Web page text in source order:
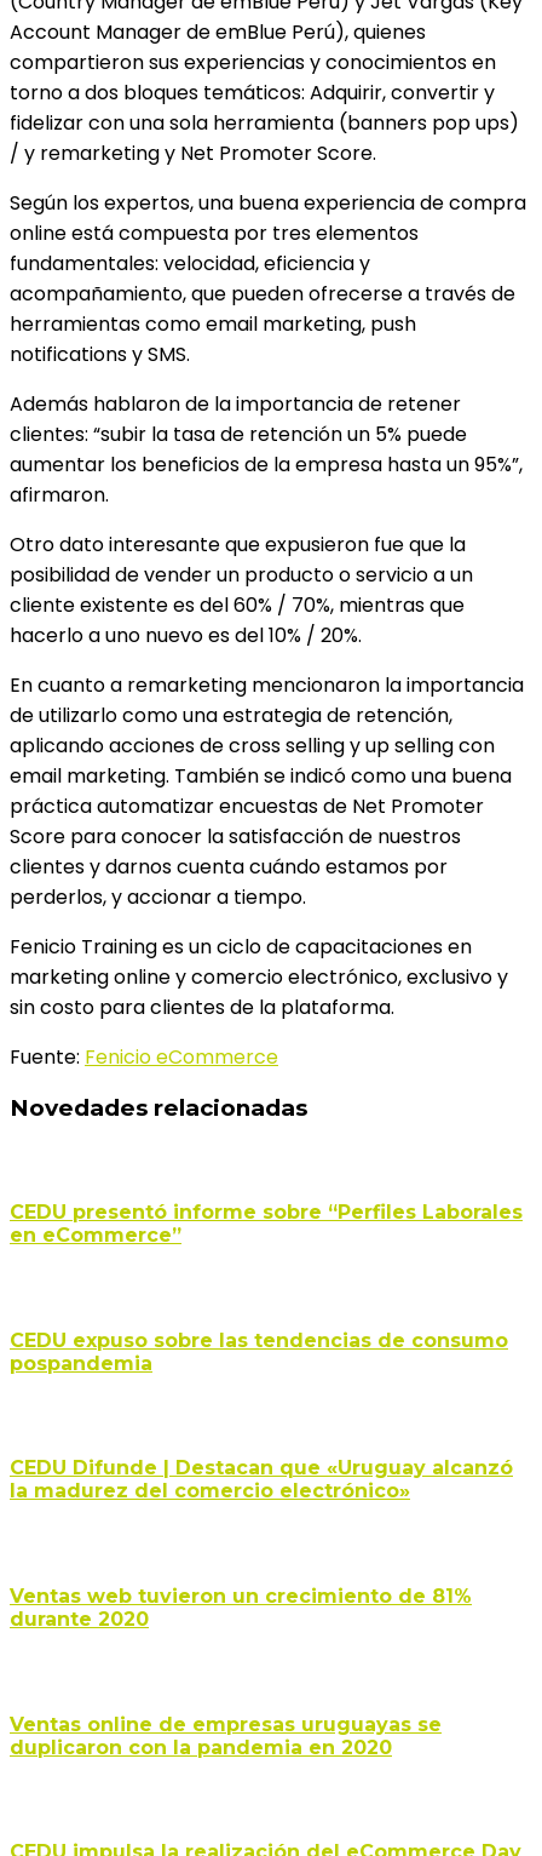
Account Manager de emBlue Perú), quienes
compartieron sus experiencias y conocimientos en
torno a dos bloques temáticos: Adquirir, convertir y
fidelizar con una sola herramienta (banners pop ups)
/ y remarketing y Net Promoter Score.
Según los expertos, una buena experiencia de compra
online está compuesta por tres elementos
fundamentales: velocidad, eficiencia y
acompañamiento, que pueden ofrecerse a través de
herramientas como email marketing, push
notifications y SMS.
Además hablaron de la importancia de retener
clientes: “subir la tasa de retención un 5% puede
aumentar los beneficios de la empresa hasta un 95%”,
afirmaron.
Otro dato interesante que expusieron fue que la
posibilidad de vender un producto o servicio a un
cliente existente es del 60% / 70%, mientras que
hacerlo a uno nuevo es del 10% / 20%.
En cuanto a remarketing mencionaron la importancia
de utilizarlo como una estrategia de retención,
aplicando acciones de cross selling y up selling con
email marketing. También se indicó como una buena
práctica automatizar encuestas de Net Promoter
Score para conocer la satisfacción de nuestros
clientes y darnos cuenta cuándo estamos por
perderlos, y accionar a tiempo.
Fenicio Training es un ciclo de capacitaciones en
marketing online y comercio electrónico, exclusivo y
sin costo para clientes de la plataforma.
Fuente: Fenicio eCommerce
Novedades relacionadas
CEDU presentó informe sobre “Perfiles Laborales
en eCommerce”
CEDU expuso sobre las tendencias de consumo
pospandemia
CEDU Difunde | Destacan que «Uruguay alcanzó
la madurez del comercio electrónico»
Ventas web tuvieron un crecimiento de 81%
durante 2020
Ventas online de empresas uruguayas se
duplicaron con la pandemia en 2020